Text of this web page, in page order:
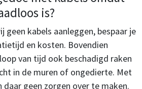
is?
geen kabels aanleggen, bespaar je
en kosten. Bovendien
van tijd ook beschadigd raken
in de muren of ongedierte. Met
geen zorgen over te maken.